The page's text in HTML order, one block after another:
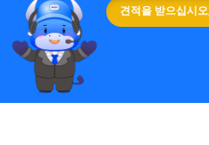
견적을 받으십시오